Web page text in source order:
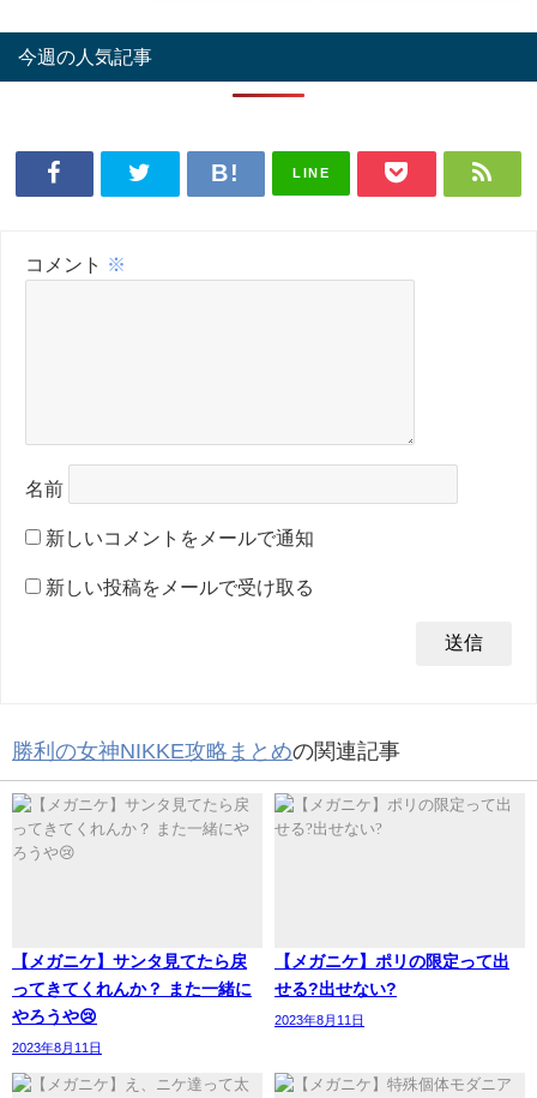
今週の人気記事
LINE
コメント ※
名前
新しいコメントをメールで通知
新しい投稿をメールで受け取る
勝利の女神NIKKE攻略まとめの関連記事
【メガニケ】サンタ見てたら戻
ってきてくれんか？ また一緒に
やろうや😢
2023年8月11日
【メガニケ】ポリの限定って出
せる?出せない?
2023年8月11日